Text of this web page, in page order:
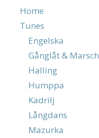
Home
Tunes
Engelska
Gånglåt & Marsch
Halling
Humppa
Kadrilj
Långdans
Mazurka